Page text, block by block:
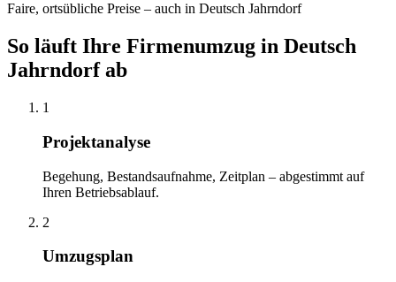
Faire, ortsübliche Preise – auch in Deutsch Jahrndorf
So läuft Ihre Firmenumzug in Deutsch
Jahrndorfab
1
Projektanalyse
Begehung, Bestandsaufnahme, Zeitplan – abgestimmt auf
Ihren Betriebsablauf.
2
Umzugsplan